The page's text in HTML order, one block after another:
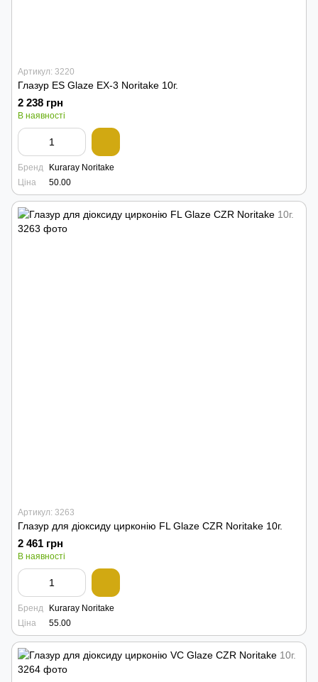
Артикул: 3220
Глазур ES Glaze EX-3 Noritake 10г.
2 238 грн
В наявності
Бренд
Kuraray Noritake
Ціна
50.00
Артикул: 3263
Глазур для діоксиду цирконію FL Glaze CZR Noritake 10г.
2 461 грн
В наявності
Бренд
Kuraray Noritake
Ціна
55.00